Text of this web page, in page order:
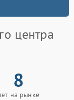
центра
8
на рынке